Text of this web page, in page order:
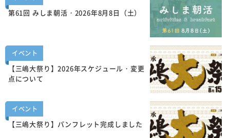
第61回 みしま朝活・2026年8月8日（土）
イベント
【三嶋大祭り】2026年スケジュール・変更
点について
イベント
【三嶋大祭り】パンフレット完成しました